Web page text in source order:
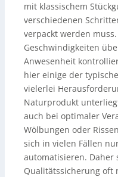
mit klassischem
verschiedenen
verpackt werden
Geschwindigkeiten
Anwesenheit
hier einige der
vielerlei
Naturprodukt
auch bei optimaler
Wölbungen oder
sich in vielen Fällen
automatisieren.
Qualitätssicherung oft